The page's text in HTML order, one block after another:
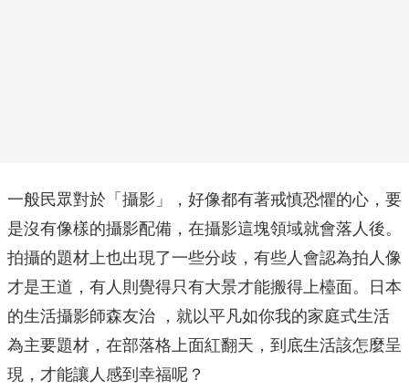
一般民眾對於「攝影」，好像都有著戒慎恐懼的心，要
是沒有像樣的攝影配備，在攝影這塊領域就會落人後。
拍攝的題材上也出現了一些分歧，有些人會認為拍人像
才是王道，有人則覺得只有大景才能搬得上檯面。日本
的生活攝影師森友治 ，就以平凡如你我的家庭式生活
為主要題材，在部落格上面紅翻天，到底生活該怎麼呈
現，才能讓人感到幸福呢？